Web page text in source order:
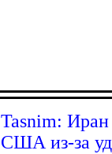
Tasnim: Иран
США из-за